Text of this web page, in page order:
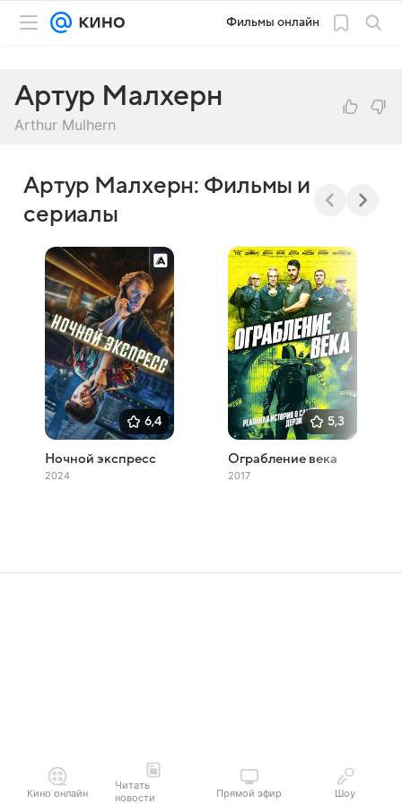
Фильмы онлайн
Артур Малхерн
Arthur Mulhern
Артур Малхерн: Фильмы и
сериалы
6,4
Ночной экспресс
2024
5,3
Ограбление века
2017
Кино онлайн
Читать
новости
Прямой эфир Шоу